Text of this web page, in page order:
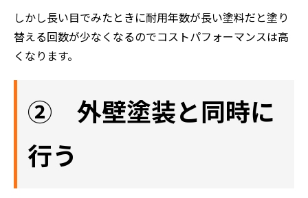
しかし長い目でみたときに耐用年数が長い塗料だと塗り
替える回数が少なくなるのでコストパフォーマンスは高
くなります。
② 外壁塗装と同時に
行う